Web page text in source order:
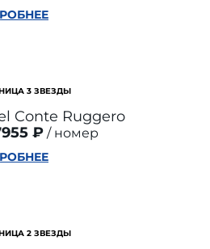
3 ЗВЕЗДЫ
Conte Ruggero
₽
номер
2 ЗВЕЗДЫ